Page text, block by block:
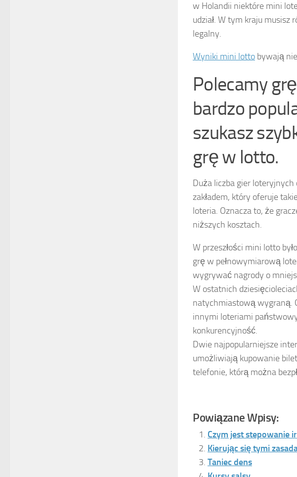
w Holandii niektóre mini
udział. W tym kraju musisz
legalny.
Wyniki mini lotto bywają
Polecamy
bardzo
szukasz
grę w lotto.
Duża liczba gier
zakładem, który oferuje
loteria. Oznacza to, że
niższych kosztach.
W przeszłości mini lotto
grę w pełnowymiarową
wygrywać nagrody o
W ostatnich
natychmiastową wygraną.
innymi loteriami
konkurencyjność.
Dwie najpopularniejsze
umożliwiają kupowanie
telefonie, którą można
Powiązane Wpisy:
Czym jest stepowanie
Kierując się tymi
Taniec dens